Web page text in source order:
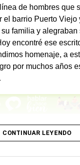
de hombres que
el barrio Puerto Viejo
familia y alegraban
encontré ese
homenaje, a
por muchos años
de la Agrupación
del Uruguay”
CONTINUAR LEYENDO